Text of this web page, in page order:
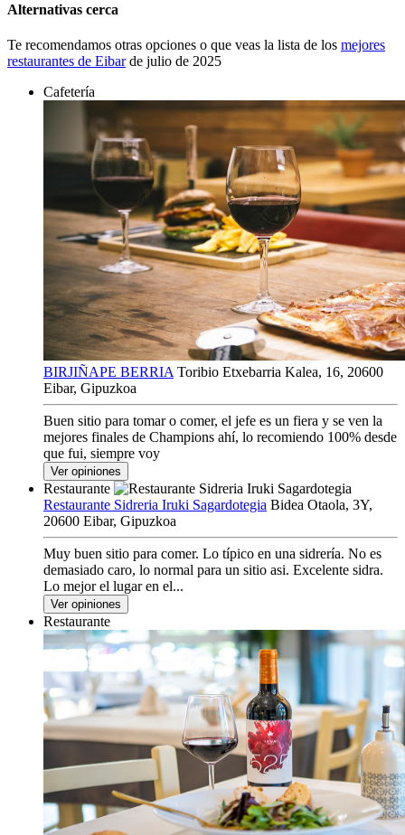
Alternativas cerca
Te recomendamos otras opciones o que veas la lista de los mejores
restaurantes de Eibarde julio de 2025
Cafetería
BIRJIÑAPE BERRIA Toribio Etxebarria Kalea, 16, 20600
Eibar, Gipuzkoa
Buen sitio para tomar o comer, el jefe es un fiera y se ven la
mejores finales de Champions ahí, lo recomiendo 100% desde
que fui, siempre voy
Ver opiniones
Restaurante
Restaurante Sidreria Iruki Sagardotegia Bidea Otaola, 3Y,
20600 Eibar, Gipuzkoa
Muy buen sitio para comer. Lo típico en una sidrería. No es
demasiado caro, lo normal para un sitio asi. Excelente sidra.
Lo mejor el lugar en el...
Ver opiniones
Restaurante